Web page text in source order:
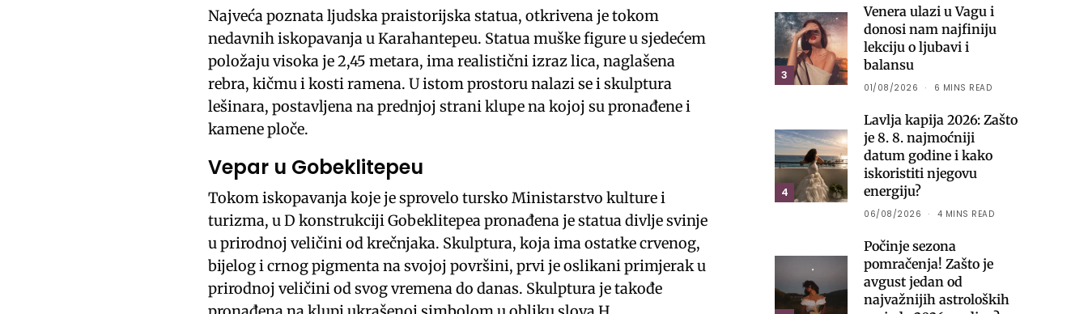
Najveća poznata ljudska praistorijska statua, otkrivena je tokom
nedavnih iskopavanja u Karahantepeu. Statua muške figure u sjedećem
položaju visoka je 2,45 metara, ima realistični izraz lica, naglašena
rebra, kičmu i kosti ramena. U istom prostoru nalazi se i skulptura
lešinara, postavljena na prednjoj strani klupe na kojoj su pronađene i
kamene ploče.
Vepar u Gobeklitepeu
Tokom iskopavanja koje je sprovelo tursko Ministarstvo kulture i
turizma, u D konstrukciji Gobeklitepea pronađena je statua divlje svinje
u prirodnoj veličini od krečnjaka. Skulptura, koja ima ostatke crvenog,
bijelog i crnog pigmenta na svojoj površini, prvi je oslikani primjerak u
prirodnoj veličini od svog vremena do danas. Skulptura je takođe
3
Venera ulazi u Vagu i
donosi nam najfiniju
lekciju o ljubavi i
balansu
01/08/2026 6 MINS READ
4
Lavlja kapija 2026: Zašto
je 8. 8. najmoćniji
datum godine i kako
iskoristiti njegovu
energiju?
06/08/2026 4 MINS READ
Počinje sezona
pomračenja! Zašto je
avgust jedan od
najvažnijih astroloških